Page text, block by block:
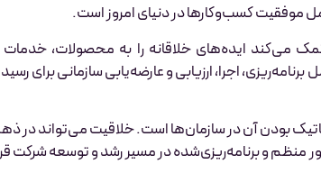
موفقیت کسب‌وکارها در دنیای امروز است.
می‌کند ایده‌های خلاقانه را به محصولات، خدمات
اجرا، ارزیابی و عارضه‌یابی سازمانی برای
بودن آن در سازمان‌ها است. خلاقیت می‌تواند در
منظم و برنامه‌ریزی‌شده در مسیر رشد و توسعه شرکت